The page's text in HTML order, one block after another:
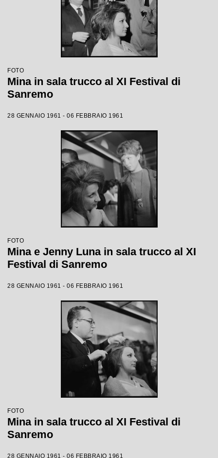
FOTO
Mina in sala trucco al XI Festival di
Sanremo
28 GENNAIO 1961 - 06 FEBBRAIO 1961
FOTO
Mina e Jenny Luna in sala trucco al XI
Festival di Sanremo
28 GENNAIO 1961 - 06 FEBBRAIO 1961
FOTO
Mina in sala trucco al XI Festival di
Sanremo
28 GENNAIO 1961 - 06 FEBBRAIO 1961